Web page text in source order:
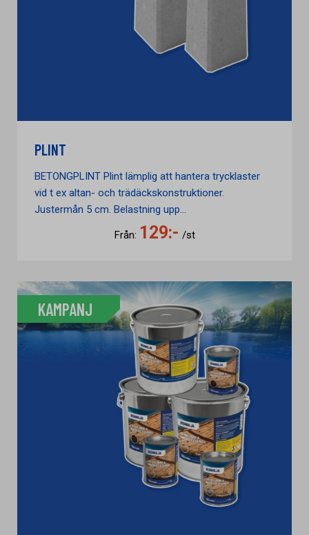
PLINT
BETONGPLINT Plint lämplig att hantera trycklaster
vid t ex altan- och trädäckskonstruktioner.
Justermån 5 cm. Belastning upp...
Från: 129:- /st
KAMPANJ